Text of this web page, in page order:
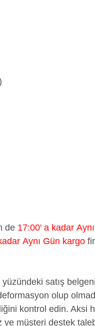
de 17:00' a kadar Aynı
Aynı Gün kargo
satış
olup
kontrol edin. Aksi
ve müşteri destek